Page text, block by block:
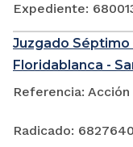
Expediente:
Juzgado Séptimo
Floridablanca -
Referencia:
Radicado: